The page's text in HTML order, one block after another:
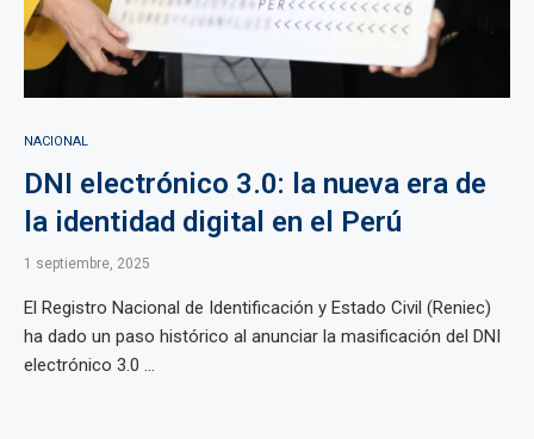
NACIONAL
DNI electrónico 3.0: la nueva era de
la identidad digital en el Perú
1 septiembre, 2025
El Registro Nacional de Identificación y Estado Civil (Reniec)
ha dado un paso histórico al anunciar la masificación del DNI
electrónico 3.0 ...